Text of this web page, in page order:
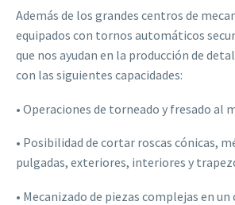
Además de los grandes centros de
equipados con tornos automáticos
que nos ayudan en la producción de
con las siguientes capacidades:
• Operaciones de torneado y fresado al
• Posibilidad de cortar roscas cónicas,
pulgadas, exteriores, interiores y
• Mecanizado de piezas complejas en un